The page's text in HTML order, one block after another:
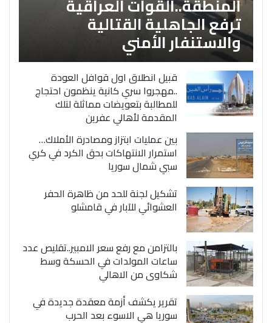
ترفع الجاهلية القتالية
والاستنفار الأمني
قبيل انطلاق اول قوافل العودة
..مهجروا سري كانية ينظمون احتجاج
للمطالبة بتعويضات مماثلة لتلك
المقدمة لأهالي عفرين
بين عمليات ابتزاز ومصادرة الأملاك…
استمرار الانتهاكات بحق الكرد في كري
سبي شمال سوريا
تشكيل لجنة للحد من ظاهرة الحفر
العشوائي للآبار في قامشلو
بالتزامن مع رفع سعر الامبير..تقليص عدد
ساعات المولدات في الحسكة وسط
شكاوى من الاهالي
تقرير يكشف أزمة معقدة جديدة في
سوريا هي الاسوء بعد الحرب